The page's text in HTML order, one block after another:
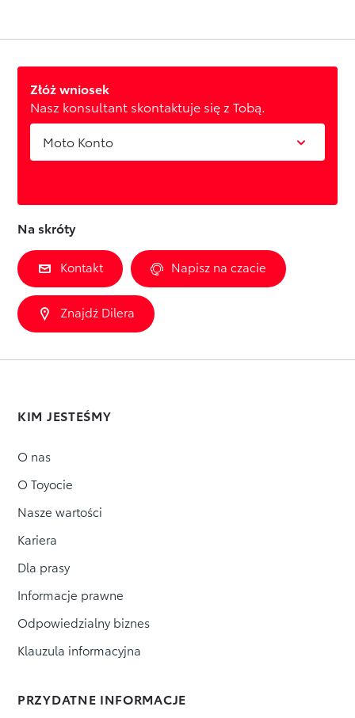
Złóż wniosek
Nasz konsultant skontaktuje się z Tobą.
Moto Konto
Na skróty
Kontakt Napisz na czacie
Znajdź Dilera
KIM JESTEŚMY
O nas
O Toyocie
Nasze wartości
Kariera
Dla prasy
Informacje prawne
Odpowiedzialny biznes
Klauzula informacyjna
PRZYDATNE INFORMACJE